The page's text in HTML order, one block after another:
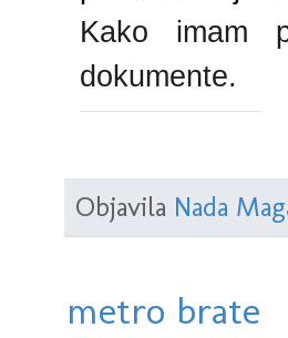
Kako imam
dokumente.
Objavila Nada
metro brate